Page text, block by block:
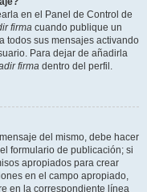
en el Panel de Control de
firma cuando publique un
todos sus mensajes activando
Para dejar de añadirla
firma dentro del perfil.
del mismo, debe hacer
formulario de publicación; si
apropiados para crear
en el campo apropiado,
en la correspondiente línea